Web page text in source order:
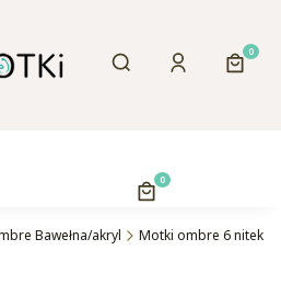
Otwórz
Szukaj Zaloguj się
Produkty w
Koszyk
Bawełna/akryl Motki ombre 6 nitek